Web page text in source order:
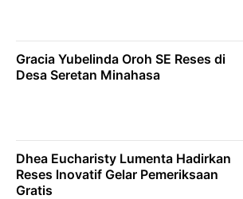
Gracia Yubelinda Oroh SE Reses di
Desa Seretan Minahasa
Dhea Eucharisty Lumenta Hadirkan
Reses lnovatif Gelar Pemeriksaan
Gratis